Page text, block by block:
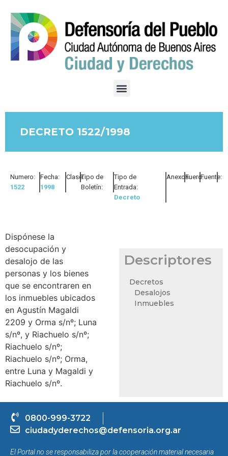
DECRETO 1522/1998
Numero:
1522
Fecha:
1998
Clase:Tipo de
Boletín:
Tipo de
Entrada:
Decreto
Anexos:Fuero:Fuente:
Dispónese la
desocupación y
desalojo de las
personas y los bienes
que se encontraren en
los inmuebles ubicados
en Agustín Magaldi
2209 y Orma s/nº; Luna
s/nº, y Riachuelo s/nº;
Riachuelo s/nº;
Riachuelo s/nº; Orma,
entre Luna y Magaldi y
Riachuelo s/nº.
Descriptores
Decretos
Desalojos
Inmuebles
0800-999-3722
ciudadyderechos@defensoria.org.ar
El Portal no se responsabiliza por la cooperación material necesaria